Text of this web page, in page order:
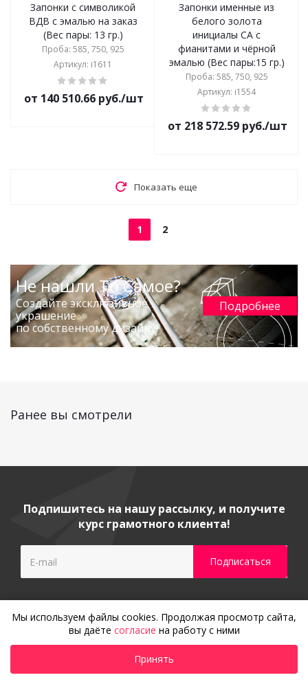
Запонки с символикой
ВДВ с эмалью на заказ
(Вес пары: 13 гр.)
Проба: 585, 750, 925
Артикул: i1611
от 140 510.66 руб./шт
Запонки именные из
белого золота
инициалы СА с
фианитами и чёрной
эмалью (Вес пары:15 гр.)
Проба: 585, 750, 925
Артикул: i1554
от 218 572.59 руб./шт
Показать еще
1 2
Не нашли То Самое?
Создайте эксклюзивное
украшение
по собственному дизайну!
Подробнее
Ранее вы смотрели
Подпишитесь на нашу рассылку, и получите
курс грамотного клиента!
обслуживание
Мы используем файлы cookies. Продолжая просмотр сайта,
вы даёте согласие на работу с ними
Принять